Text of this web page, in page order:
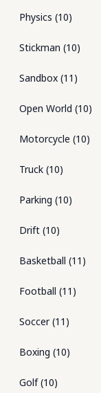
Physics (10)
Stickman (10)
Sandbox (11 )
Open World (10)
Motorcycle (10)
Truck (10)
Parking (10)
Drift (10)
Basketball (11 )
Football (11 )
Soccer(11 )
Boxing (10)
Golf(10)